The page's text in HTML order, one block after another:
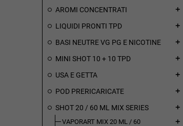
AROMI CONCENTRATI add
LIQUIDI PRONTI TPD add
BASI NEUTRE VG PG E NICOTINE add
MINI SHOT 10 + 10 TPD add
USA E GETTA add
POD PRERICARICATE add
SHOT 20 / 60 ML MIX SERIES add
VAPORART MIX 20 ML / 60 add